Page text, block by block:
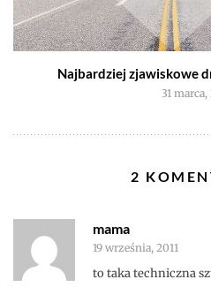
Najbardziej zjawiskowe
31 marca,
2
mama
19 września, 2011
to taka techniczna